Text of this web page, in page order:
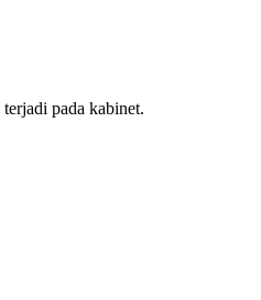
pada kabinet.